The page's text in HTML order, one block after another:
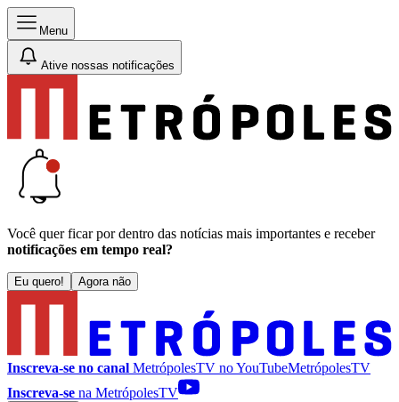
Menu
Ative nossas notificações
Você quer ficar por dentro das notícias mais importantes e receber
notificações em tempo real?
Eu quero! Agora não
Inscreva-se no canal MetrópolesTV noYouTubeMetrópolesTV
Inscreva-se na MetrópolesTV